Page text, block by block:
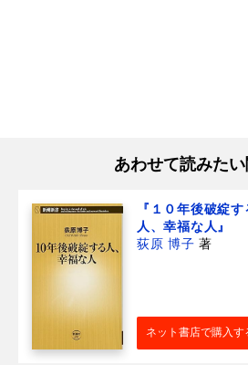
あわせて読みた
『１０年後破綻す
人、幸福な人』
荻原 博子 著
ネット書店で購入す